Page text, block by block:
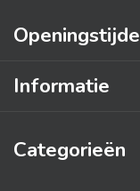
Informatie
Categorieën